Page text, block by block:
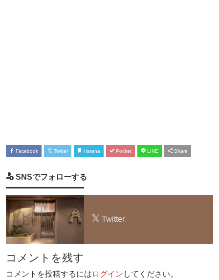
Facebook Twitter Hatena Pocket LINE Share
SNSでフォローする
Twitter
コメントを残す
コメントを投稿するには ログイン してください。